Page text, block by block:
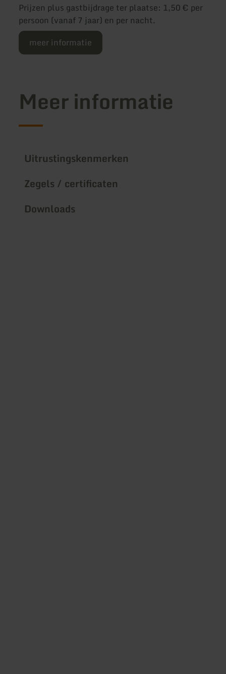
Prijzen plus gastbijdrage ter plaatse: 1,50 € per
persoon (vanaf 7 jaar) en per nacht.
meer informatie
Meer informatie
Uitrustingskenmerken
Zegels / certificaten
Downloads